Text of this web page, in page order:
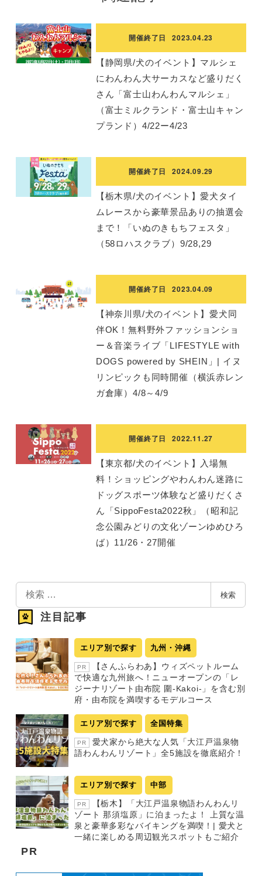
開催終了日 2023.04.23
【静岡県/犬のイベント】マルシェ
にわんわん大サーカスなど盛りだく
さん「富士山わんわんマルシェ」
（富士ミルクランド・富士山キャン
プランド）4/22ー4/23
開催終了日 2024.09.29
【栃木県/犬のイベント】愛犬タイ
ムレースから豪華景品ありの抽選会
まで！「いぬのきもちフェスタ」
（58ロハスクラブ）9/28,29
開催終了日 2023.04.09
【神奈川県/犬のイベント】愛犬同
伴OK！無料野外ファッションショ
ー＆音楽ライブ「LIFESTYLE with
DOGS powered by SHEIN」| イヌ
リンピックも同時開催（横浜赤レン
ガ倉庫）4/8～4/9
開催終了日 2022.11.27
【東京都/犬のイベント】入場無
料！ショッピングやわんわん迷路に
ドッグスポーツ体験など盛りだくさ
ん「SippoFesta2022秋」（昭和記
念公園みどりの文化ゾーンゆめひろ
ば）11/26・27開催
索
検索
注目記事
エリア別で探す 九州・沖縄
PR
【さんふらわあ】ウィズペットルーム
で快適な九州旅へ！ニューオープンの「レ
ジーナリゾート由布院 圍-Kakoi-」を含む別
府・由布院を満喫するモデルコース
エリア別で探す 全国特集
PR
愛犬家から絶大な人気「大江戸温泉物
語わんわんリゾート」全5施設を徹底紹介！
エリア別で探す 中部
PR
【栃木】「大江戸温泉物語わんわんリ
ゾート 那須塩原」に泊まったよ！ 上質な温
泉と豪華多彩なバイキングを満喫！| 愛犬と
一緒に楽しめる周辺観光スポットもご紹介
PR